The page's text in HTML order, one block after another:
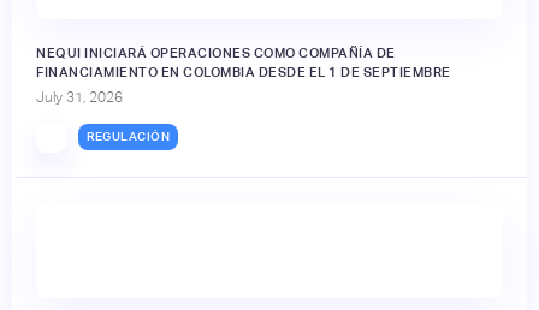
NEQUI INICIARÁ OPERACIONES COMO COMPAÑÍA DE
FINANCIAMIENTO EN COLOMBIA DESDE EL 1 DE SEPTIEMBRE
July 31, 2026
REGULACIÓN